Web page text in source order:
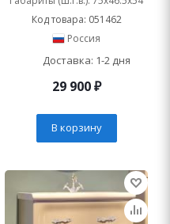
Код товара: 051462
Россия
Доставка: 1-2 дня
29 900₽
В корзину